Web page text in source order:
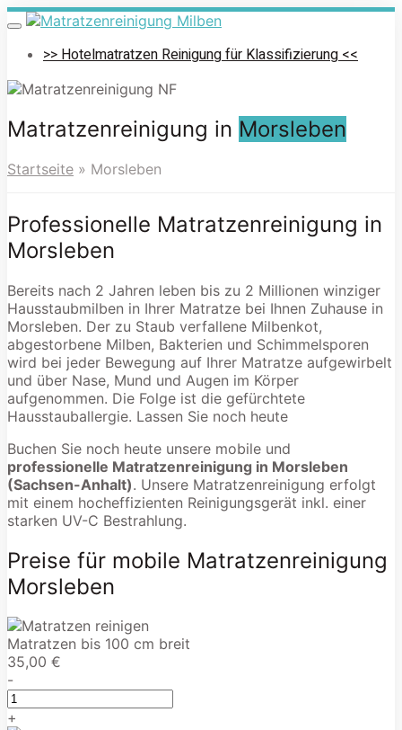
Skip
to
main
Toggle
navigation>> Hotelmatratzen Reinigung für Klassifizierung <<
Matratzenreinigung in Morsleben
Startseite » Morsleben
Professionelle Matratzenreinigung in
Morsleben
Bereits nach 2 Jahren leben bis zu 2 Millionen winziger
Hausstaubmilben in Ihrer Matratze bei Ihnen Zuhause in
Morsleben. Der zu Staub verfallene Milbenkot,
abgestorbene Milben, Bakterien und Schimmelsporen
wird bei jeder Bewegung auf Ihrer Matratze aufgewirbelt
und über Nase, Mund und Augen im Körper
aufgenommen. Die Folge ist die gefürchtete
Hausstauballergie. Lassen Sie noch heute
Buchen Sie noch heute unsere mobile und
professionelle Matratzenreinigung in Morsleben
(Sachsen-Anhalt). Unsere Matratzenreinigung erfolgt
mit einem hocheffizienten Reinigungsgerät inkl. einer
starken UV-C Bestrahlung.
Preise für mobile Matratzenreinigung
Morsleben
Matratzen bis 100 cm breit
35,00 €
-
+